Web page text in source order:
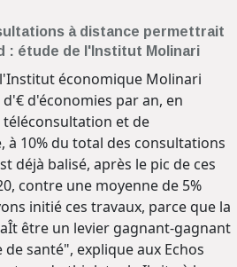
à distance permettrait
: étude de l'Institut Molinari
économique Molinari
d'économies par an, en
et de
à 10% du total des consultations
déjà balisé, après le pic de ces
contre une moyenne de 5%
initié ces travaux, parce que la
être un levier gagnant-gagnant
santé", explique aux Echos